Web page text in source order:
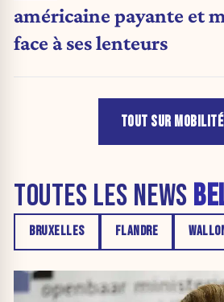
américaine payante et
face à ses lenteurs
TOUT SUR MOBILITÉ
TOUTES LES NEWS
BRUXELLES FLANDRE